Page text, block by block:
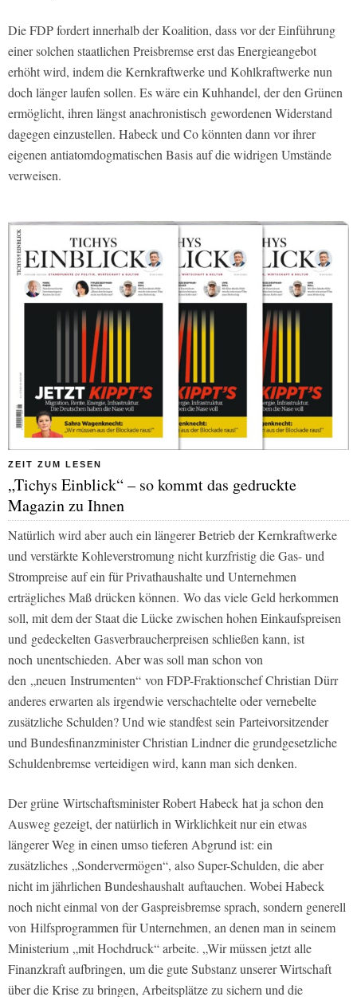
Die FDP fordert innerhalb der Koalition, dass vor der Einführung
einer solchen staatlichen Preisbremse erst das Energieangebot
erhöht wird, indem die Kernkraftwerke und Kohlkraftwerke nun
doch länger laufen sollen. Es wäre ein Kuhhandel, der den Grünen
ermöglicht, ihren längst anachronistisch gewordenen Widerstand
dagegen einzustellen. Habeck und Co könnten dann vor ihrer
eigenen antiatomdogmatischen Basis auf die widrigen Umstände
verweisen.
ZEIT ZUM LESEN
„Tichys Einblick“ – so kommt das gedruckte
Magazin zu Ihnen
Natürlich wird aber auch ein längerer Betrieb der Kernkraftwerke
und verstärkte Kohleverstromung nicht kurzfristig die Gas- und
Strompreise auf ein für Privathaushalte und Unternehmen
erträgliches Maß drücken können. Wo das viele Geld herkommen
soll, mit dem der Staat die Lücke zwischen hohen Einkaufspreisen
und gedeckelten Gasverbraucherpreisen schließen kann, ist
noch unentschieden. Aber was soll man schon von
den „neuen Instrumenten“ von FDP-Fraktionschef Christian Dürr
anderes erwarten als irgendwie verschachtelte oder vernebelte
zusätzliche Schulden? Und wie standfest sein Parteivorsitzender
und Bundesfinanzminister Christian Lindner die grundgesetzliche
Schuldenbremse verteidigen wird, kann man sich denken.
Der grüne Wirtschaftsminister Robert Habeck hat ja schon den
Ausweg gezeigt, der natürlich in Wirklichkeit nur ein etwas
längerer Weg in einen umso tieferen Abgrund ist: ein
zusätzliches „Sondervermögen“, also Super-Schulden, die aber
nicht im jährlichen Bundeshaushalt auftauchen. Wobei Habeck
noch nicht einmal von der Gaspreisbremse sprach, sondern generell
von Hilfsprogrammen für Unternehmen, an denen man in seinem
Ministerium „mit Hochdruck“ arbeite. „Wir müssen jetzt alle
Finanzkraft aufbringen, um die gute Substanz unserer Wirtschaft
über die Krise zu bringen, Arbeitsplätze zu sichern und die